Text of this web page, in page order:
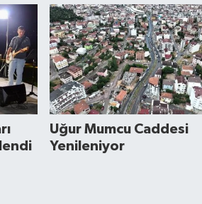
Uğur Mumcu Caddesi
Yenileniyor